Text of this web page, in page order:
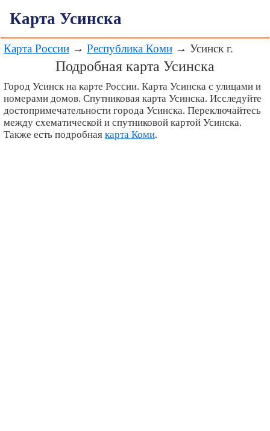
Карта Усинска
Карта России → Республика Коми → Усинск г.
Подробная карта Усинска
Город Усинск на карте России. Карта Усинска с улицами и
номерами домов. Спутниковая карта Усинска. Исследуйте
достопримечательности города Усинска. Переключайтесь
между схематической и спутниковой картой Усинска.
Также есть подробная карта Коми.